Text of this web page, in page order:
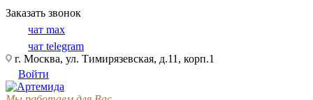
Заказать звонок
чат max
чат telegram
г. Москва, ул. Тимирязевская, д.11, корп.1
Войти